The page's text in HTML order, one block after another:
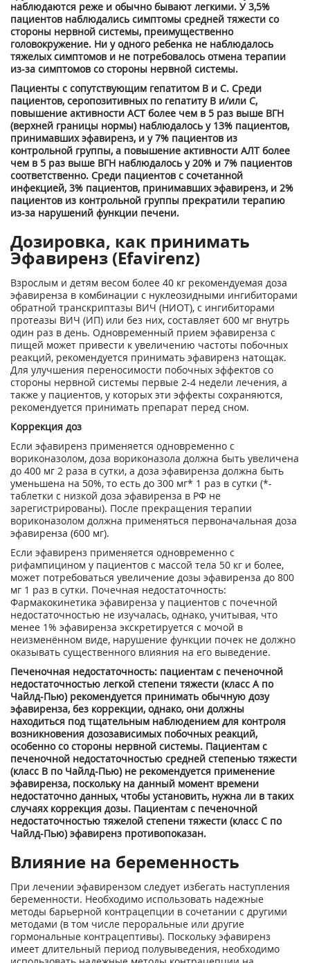
наблюдаются реже и обычно бывают легкими. У 3,5%
пациентов наблюдались симптомы средней тяжести со
стороны нервной системы, преимущественно
головокружение. Ни у одного ребенка не наблюдалось
тяжелых симптомов и не потребовалось отмена терапии
из-за симптомов со стороны нервной системы.
Пациенты с сопутствующим гепатитом В и С. Среди
пациентов, серопозитивных по гепатиту В и/или С,
повышение активности ACT более чем в 5 раз выше ВГН
(верхней границы нормы) наблюдалось у 13% пациентов,
принимавших эфавиренз, и у 7% пациентов из
контрольной группы, а повышение активности АЛТ более
чем в 5 раз выше ВГН наблюдалось у 20% и 7% пациентов
соответственно. Среди пациентов с сочетанной
инфекцией, 3% пациентов, принимавших эфавиренз, и 2%
пациентов из контрольной группы прекратили терапию
из-за нарушений функции печени.
Дозировка, как принимать
Эфавиренз (Efavirenz)
Взрослым и детям весом более 40 кг рекомендуемая доза
эфавиренза в комбинации с нуклеозидными ингибиторами
обратной транскриптазы ВИЧ (НИОТ), с ингибиторами
протеазы ВИЧ (ИП) или без них, составляет 600 мг внутрь
один раз в день. Одновременный прием эфавиренза с
пищей может привести к увеличению частоты побочных
реакций, рекомендуется принимать эфавиренз натощак.
Для улучшения переносимости побочных эффектов со
стороны нервной системы первые 2-4 недели лечения, а
также у пациентов, у которых эти эффекты сохраняются,
рекомендуется принимать препарат перед сном.
Коррекция доз
Если эфавиренз применяется одновременно с
вориконазолом, доза вориконазола должна быть увеличена
до 400 мг 2 раза в сутки, а доза эфавиренза должна быть
уменьшена на 50%, то есть до 300 мг* 1 раз в сутки (*-
таблетки с низкой доза эфавиренза в РФ не
зарегистрированы). После прекращения терапии
вориконазолом должна применяться первоначальная доза
эфавиренза (600 мг).
Если эфавиренз применяется одновременно с
рифампицином у пациентов с массой тела 50 кг и более,
может потребоваться увеличение дозы эфавиренза до 800
мг 1 раз в сутки. Почечная недостаточность:
Фармакокинетика эфавиренза у пациентов с почечной
недостаточностью не изучалась, однако, учитывая, что
менее 1% эфавиренза экскретируется с мочой в
неизменённом виде, нарушение функции почек не должно
оказывать существенного влияния на его выведение.
Печеночная недостаточность: пациентам с печеночной
недостаточностью легкой степени тяжести (класс А по
Чайлд-Пью) рекомендуется принимать обычную дозу
эфавиренза, без коррекции, однако, они должны
находиться под тщательным наблюдением для контроля
возникновения дозозависимых побочных реакций,
особенно со стороны нервной системы. Пациентам с
печеночной недостаточностью средней степенью тяжести
(класс В по Чайлд-Пью) не рекомендуется применение
эфавиренза, поскольку на данный момент времени
недостаточно данных, чтобы установить, нужна ли в таких
случаях коррекция дозы. Пациентам с печеночной
недостаточностью тяжелой степени тяжести (класс С по
Чайлд-Пью) эфавиренз противопоказан.
Влияние на беременность
При лечении эфавирензом следует избегать наступления
беременности. Необходимо использовать надежные
методы барьерной контрацепции в сочетании с другими
методами (в том числе пероральные или другие
гормональные контрацептивы). Поскольку эфавиренз
имеет длительный период полувыведения, необходимо